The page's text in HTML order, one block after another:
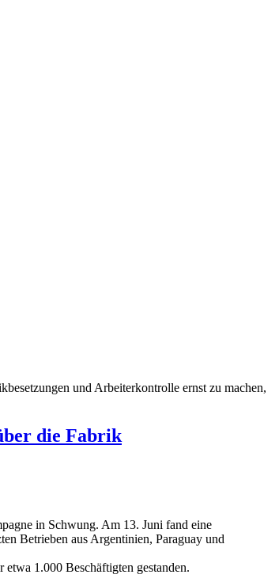
und Arbeiterkontrolle ernst zu machen,
die Fabrik
in Schwung. Am 13. Juni fand eine
Betrieben aus Argentinien, Paraguay und
1.000 Beschäftigten gestanden.